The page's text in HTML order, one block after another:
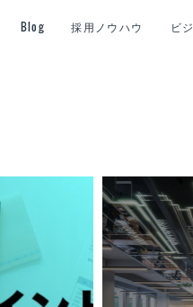
Blog 採用ノウハウ ビ